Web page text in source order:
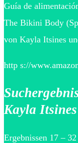
Guía de
The Bikini Body
von Kayla Itsines
http s://
Kayla Itsines
Ergebnissen 17 –